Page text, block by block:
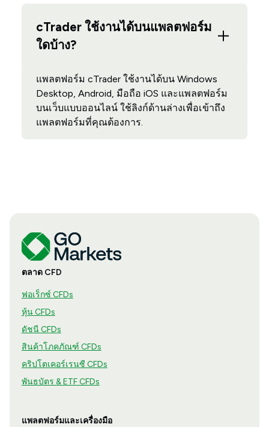
cTrader ใช้งานได้บนแพลตฟอร์ม
ใดบ้าง?
แพลตฟอร์ม cTrader ใช้งานได้บน Windows
Desktop, Android, มือถือ iOS และแพลตฟอร์ม
บนเว็บแบบออนไลน์ ใช้ลิงก์ด้านล่างเพื่อเข้าถึง
แพลตฟอร์มที่คุณต้องการ.
ตลาด CFD
ฟอเร็กซ์ CFDs
หุ้น CFDs
ดัชนี CFDs
สินค้าโภคภัณฑ์ CFDs
คริปโตเคอร์เรนซี CFDs
พันธบัตร & ETF CFDs
แพลตฟอร์มและเครื่องมือ